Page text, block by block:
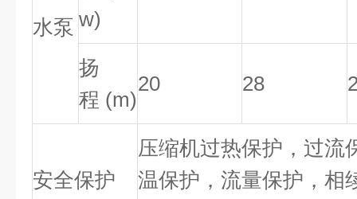
水泵 w)
扬
程 (m)
20 28
安全保护
压缩机过热保护，过流
温保护，流量保护，相